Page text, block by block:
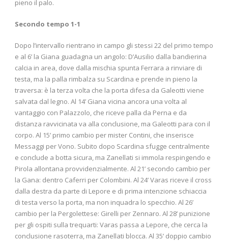
pieno il palo.
Secondo tempo 1-1
Dopo l’intervallo rientrano in campo gli stessi 22 del primo tempo
e al 6’ la Giana guadagna un angolo: D’Ausilio dalla bandierina
calcia in area, dove dalla mischia spunta Ferrara a rinviare di
testa, ma la palla rimbalza su Scardina e prende in pieno la
traversa: è la terza volta che la porta difesa da Galeotti viene
salvata dal legno. Al 14’ Giana vicina ancora una volta al
vantaggio con Palazzolo, che riceve palla da Perna e da
distanza ravvicinata va alla conclusione, ma Galeotti para con il
corpo. Al 15’ primo cambio per mister Contini, che inserisce
Messaggi per Vono. Subito dopo Scardina sfugge centralmente
e conclude a botta sicura, ma Zanellati si immola respingendo e
Pirola allontana provvidenzialmente. Al 21’ secondo cambio per
la Gana: dentro Caferri per Colombini. Al 24’ Varas riceve il cross
dalla destra da parte di Lepore e di prima intenzione schiaccia
di testa verso la porta, ma non inquadra lo specchio. Al 26’
cambio per la Pergolettese: Girelli per Zennaro. Al 28’ punizione
per gli ospiti sulla trequarti: Varas passa a Lepore, che cerca la
conclusione rasoterra, ma Zanellati blocca. Al 35’ doppio cambio